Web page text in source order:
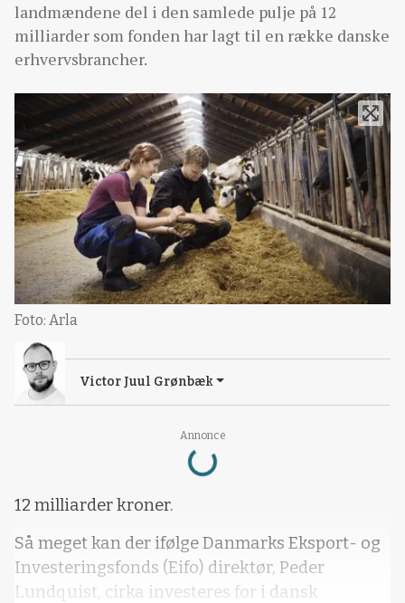
Annonce
Loading...
landmændene del i den samlede pulje på 12
milliarder som fonden har lagt til en række danske
erhvervsbrancher.
Foto: Arla
Victor Juul Grønbæk
12 milliarder kroner.
Så meget kan der ifølge Danmarks Eksport- og
Investeringsfonds (Eifo) direktør, Peder
Lundquist, cirka investeres for i dansk